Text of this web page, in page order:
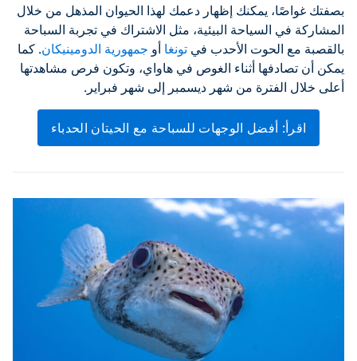
بصفتك غواصًا، يمكنك إظهار دعمك لهذا الحيوان المذهل من خلال
المشاركة في السياحة البيئية، مثل الاشتراك في تجربة السباحة
بالقصبة مع الحوت الأحدب في تونغا أو جمهورية الدومينيكان. كما
يمكن أن تصادفها أثناء الغوص في هاواي، وتكون فرص مشاهدتها
أعلى خلال الفترة من شهر ديسمبر إلى شهر فبراير.
اقرأ: أفضل الوجهات للسباحة مع الحيتان الحدباء